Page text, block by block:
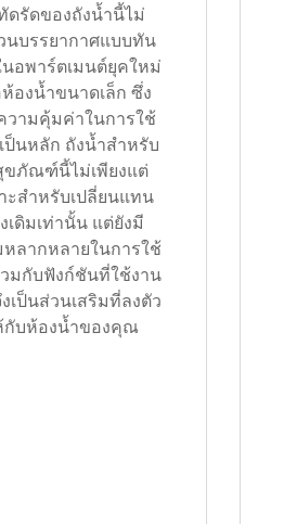
ดรัดของถังน้ำนี้ไม่
นบรรยากาศแบบทัน
อพาร์ตเมนต์ยุคใหม่
องน้ำขนาดเล็ก ซึ่ง
วามคุ้มค่าในการใช้
ป็นหลัก ถังน้ำสำหรับ
ขภัณฑ์นี้ไม่เพียงแต่
ะสำหรับเปลี่ยนแทน
เดิมเท่านั้น แต่ยังมี
ลากหลายในการใช้
มกับฟังก์ชันที่ใช้งาน
งเป็นส่วนเสริมที่ลงตัว
กับห้องน้ำของคุณ